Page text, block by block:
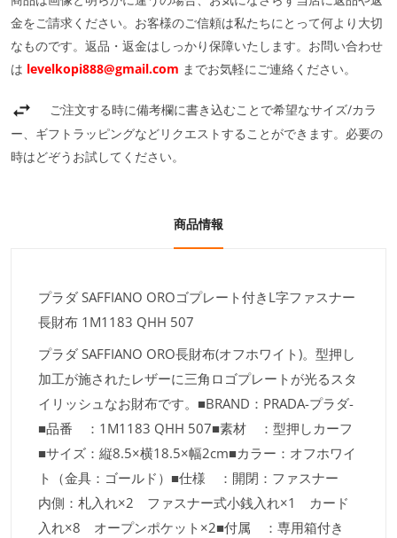
金をご請求ください。お客様のご信頼は私たちにとって何より大切
なものです。返品・返金はしっかり保障いたします。お問い合わせ
は levelkopi888@gmail.com までお気軽にご連絡ください。
ご注文する時に備考欄に書き込むことで希望なサイズ/カラ
ー、ギフトラッピングなどリクエストすることができます。必要の
時はどぞうお試してください。
商品情報
プラダ SAFFIANO OROゴプレート付きL字ファスナー
長財布 1M1183 QHH 507
プラダ SAFFIANO ORO長財布(オフホワイト)。型押し
加工が施されたレザーに三角ロゴプレートが光るスタ
イリッシュなお財布です。■BRAND：PRADA-プラダ-
■品番 ：1M1183 QHH 507■素材 ：型押しカーフ
■サイズ：縦8.5×横18.5×幅2cm■カラー：オフホワイ
ト（金具：ゴールド）■仕様 ：開閉：ファスナー
内側：札入れ×2 ファスナー式小銭入れ×1 カード
入れ×8 オープンポケット×2■付属 ：専用箱付き